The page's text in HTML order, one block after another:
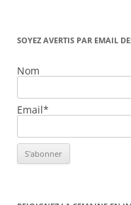
SOYEZ AVERTIS PAR EMAIL
Nom
Email*